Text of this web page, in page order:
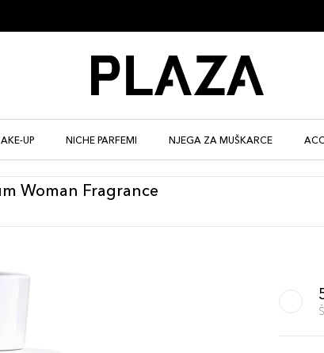
UP NICHE PARFEMI NJEGA ZA MUŠKARCE
Woman Fragrance